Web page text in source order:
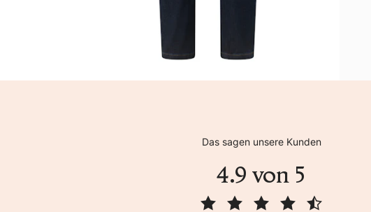
Das sagen unsere Kunden
4.9 von 5